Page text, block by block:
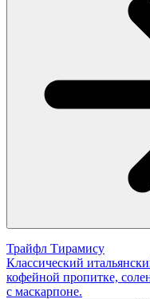
Трайфл Тирамису
Классический
кофейной пропитке,
с маскарпоне.